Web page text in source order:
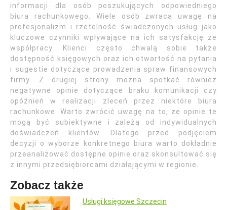
informacji dla osób poszukujących odpowiedniego
biura rachunkowego. Wiele osób zwraca uwagę na
profesjonalizm i rzetelność świadczonych usług jako
kluczowe czynniki wpływające na ich satysfakcję ze
współpracy. Klienci często chwalą sobie także
dostępność księgowych oraz ich otwartość na pytania
i sugestie dotyczące prowadzenia spraw finansowych
firmy. Z drugiej strony można spotkać również
negatywne opinie dotyczące braku komunikacji czy
opóźnień w realizacji zleceń przez niektóre biura
rachunkowe. Warto zwrócić uwagę na to, że opinie te
mogą być subiektywne i zależą od indywidualnych
doświadczeń klientów. Dlatego przed podjęciem
decyzji o wyborze konkretnego biura warto dokładnie
przeanalizować dostępne opinie oraz skonsultować się
z innymi przedsiębiorcami działającymi w regionie.
Zobacz także
Usługi księgowe Szczecin